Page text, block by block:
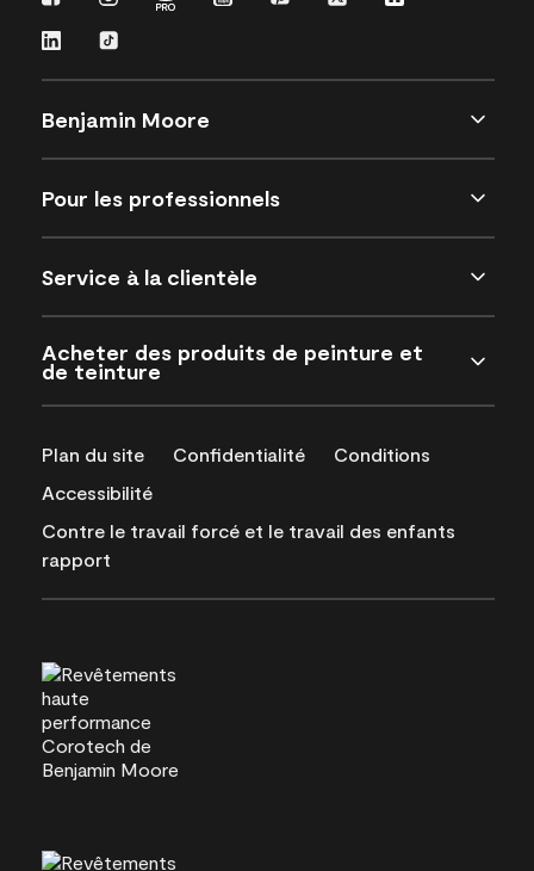
Benjamin Moore
Pour les professionnels
Service à la clientèle
Acheter des produits de peinture et
de teinture
Plan du site Confidentialité
Conditions
Accessibilité
Contre le travail forcé et le travail des enfants
rapport